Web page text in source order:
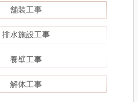
舗装工事
排水施設工事
養壁工事
解体工事